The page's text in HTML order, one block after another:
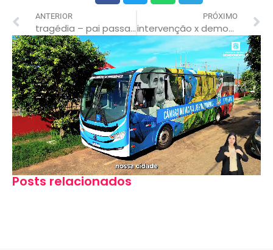
ANTERIOR
tragédia – pai passa com trator por cima da cabeça do próprio filho,
PRÓXIMO
intervenção x democracia: parecer contra posse de diretoria do impro é contestado por presidente reeleito e sispmur
Posts relacionados